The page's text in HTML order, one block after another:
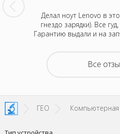
за
Делал ноут Lenovo в
гнездо зарядки). Все
Гарантию выдали и на
Все
ГЕО